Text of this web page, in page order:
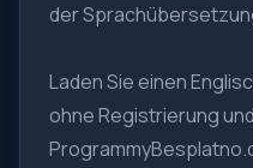
der
Laden Sie einen
ohne Registrierung